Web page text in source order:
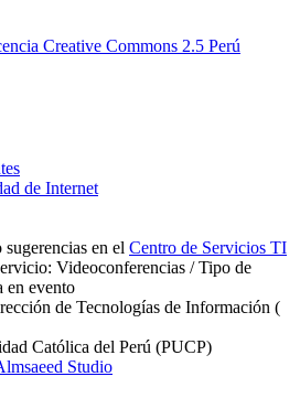
Creative Commons 2.5 Perú
de Internet
en el Centro de Servicios TI
Videoconferencias / Tipo de
en evento
de Tecnologías de Información (
Católica del Perú (PUCP)
Studio